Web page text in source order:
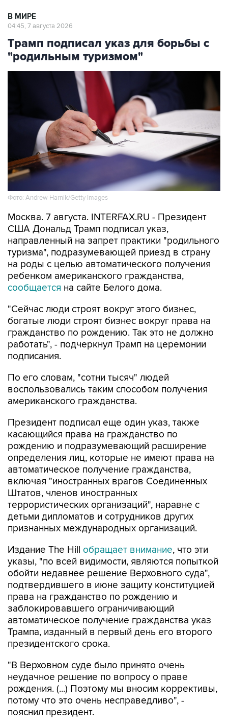
В МИРЕ
04:45, 7 августа 2026
Трамп подписал указ для борьбы с
"родильным туризмом"
Фото: Andrew Harnik/Getty Images
Москва. 7 августа. INTERFAX.RU - Президент
США Дональд Трамп подписал указ,
направленный на запрет практики "родильного
туризма", подразумевающей приезд в страну
на роды с целью автоматического получения
ребенком американского гражданства,
сообщается на сайте Белого дома.
"Сейчас люди строят вокруг этого бизнес,
богатые люди строят бизнес вокруг права на
гражданство по рождению. Так это не должно
работать", - подчеркнул Трамп на церемонии
подписания.
По его словам, "сотни тысяч" людей
воспользовались таким способом получения
американского гражданства.
Президент подписал еще один указ, также
касающийся права на гражданство по
рождению и подразумевающий расширение
определения лиц, которые не имеют права на
автоматическое получение гражданства,
включая "иностранных врагов Соединенных
Штатов, членов иностранных
террористических организаций", наравне с
детьми дипломатов и сотрудников других
признанных международных организаций.
Издание The Hill обращает внимание, что эти
указы, "по всей видимости, являются попыткой
обойти недавнее решение Верховного суда",
подтвердившего в июне защиту конституцией
права на гражданство по рождению и
заблокировавшего ограничивающий
автоматическое получение гражданства указ
Трампа, изданный в первый день его второго
президентского срока.
"В Верховном суде было принято очень
неудачное решение по вопросу о праве
рождения. (...) Поэтому мы вносим коррективы,
потому что это очень несправедливо", -
пояснил президент.